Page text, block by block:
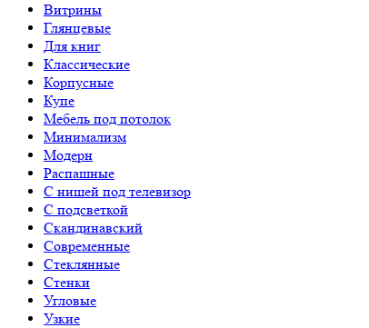
Витрины
Глянцевые
Для книг
Классические
Корпусные
Купе
Мебель под потолок
Минимализм
Модерн
Распашные
С нишей под телевизор
С подсветкой
Скандинавский
Современные
Стеклянные
Стенки
Угловые
Узкие